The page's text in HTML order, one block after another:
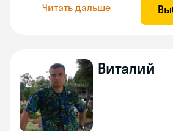
Читать дальше
Виталий